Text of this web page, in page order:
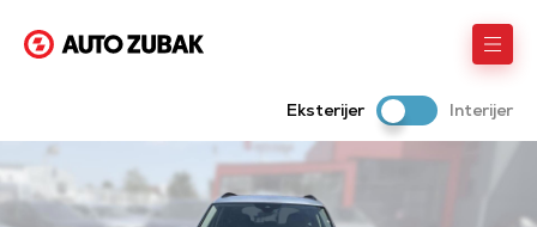
Eksterijer Interijer